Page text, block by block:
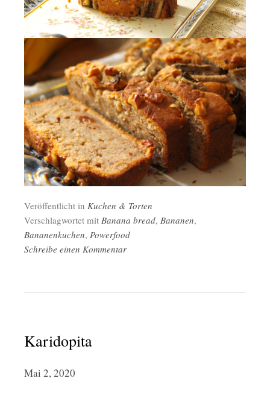
Veröffentlicht in Kuchen & Torten
Verschlagwortet mit Banana bread, Bananen,
Bananenkuchen, Powerfood
Schreibe einen Kommentar
Karidopita
Mai 2, 2020